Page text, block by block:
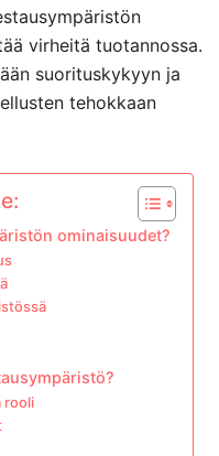
virheitä tuotannossa.
suorituskykyyn ja
tehokkaan
ominaisuudet?
rooli